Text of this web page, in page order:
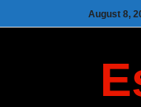
August 8,